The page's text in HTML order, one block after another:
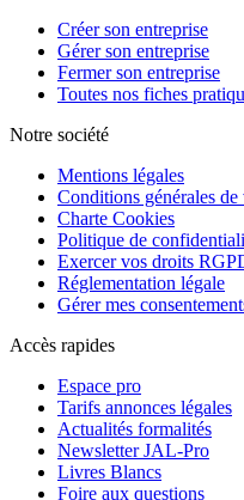
Créer son entreprise
Gérer son entreprise
Fermer son entreprise
Toutes nos fiches
Notre société
Mentions légales
Conditions générales de
Charte Cookies
Politique de
Exercer vos droits
Réglementation légale
Gérer mes
Accès rapides
Espace pro
Tarifs annonces légales
Actualités formalités
Newsletter JAL-Pro
Livres Blancs
Foire aux questions